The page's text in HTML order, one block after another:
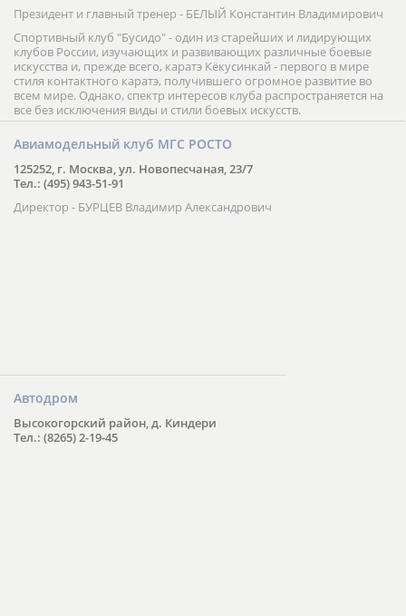
Президент и главный тренер - БЕЛЫЙ Константин Владимирович
Спортивный клуб "Бусидо" - один из старейших и лидирующих
клубов России, изучающих и развивающих различные боевые
искусства и, прежде всего, каратэ Кёкусинкай - первого в мире
стиля контактного каратэ, получившего огромное развитие во
всем мире. Однако, спектр интересов клуба распространяется на
все без исключения виды и стили боевых искусств.
Авиамодельный клуб МГС РОСТО
125252, г. Москва, ул. Новопесчаная, 23/7
Тел.: (495) 943-51-91
Директор - БУРЦЕВ Владимир Александрович
Автодром
Высокогорский район, д. Киндери
Тел.: (8265) 2-19-45